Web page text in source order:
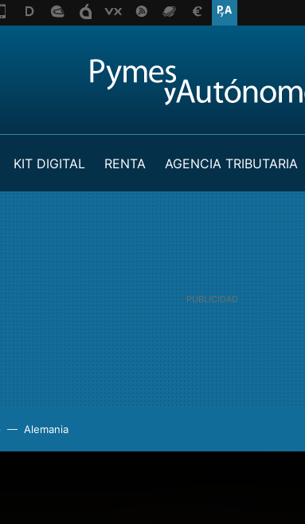
KIT DIGITAL RENTA AGENCIA TRIBUTARIA
Alemania